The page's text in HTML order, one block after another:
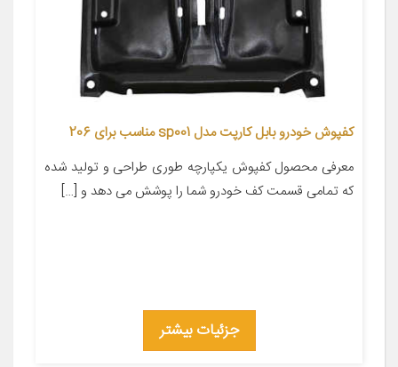
کفپوش خودرو بابل کارپت مدل sp001 مناسب برای 206
معرفی محصول کفپوش یکپارچه طوری طراحی و تولید شده
که تمامی قسمت کف خودرو شما را پوشش می دهد و […]
جزئیات بیشتر